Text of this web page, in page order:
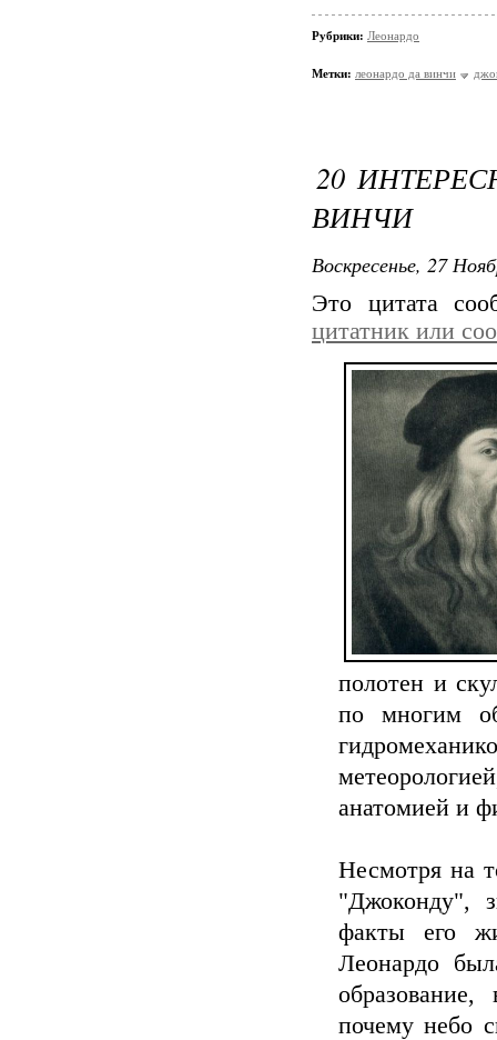
Рубрики: Леонардо
Метки: леонардо да винчи
20
ВИНЧИ
Воскресенье, 27
Это цитата
цитатник или
полотен и
по многим
анатомией и
Несмотря на
"Джоконду",
факты его
Леонардо
почему небо